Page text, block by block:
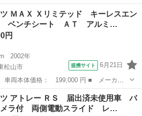
名： アトレー ■ グレード名： ＲＳ
ダブレーキサポートクルーズコントロー
ＭＡＸ Ｘリミテッド キーレスエン
ベンチシート ＡＴ アルミ…
円
2002年
松山市
提携サイト 6月21日
ＭＡＸ ■ グレード名： Ｘリミテッ
ンチシート ＡＴ アルミホイール 衝
の他
ツ アトレー ＲＳ 届出済未使用車 バ
メラ付 両側電動スライド レ…